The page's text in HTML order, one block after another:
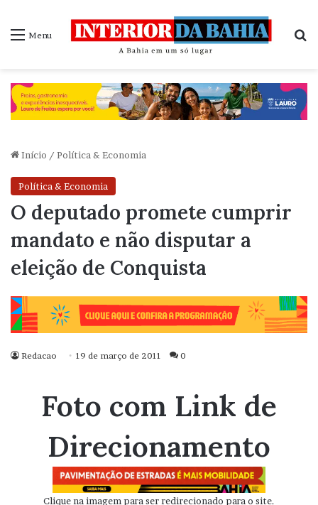
Menu
Início / Política & Economia
Política & Economia
O deputado promete cumprir
mandato e não disputar a
eleição de Conquista
Redacao 19 de março de 2011 0
Foto com Link de
Direcionamento
Clique na imagem para ser redirecionado para o site.